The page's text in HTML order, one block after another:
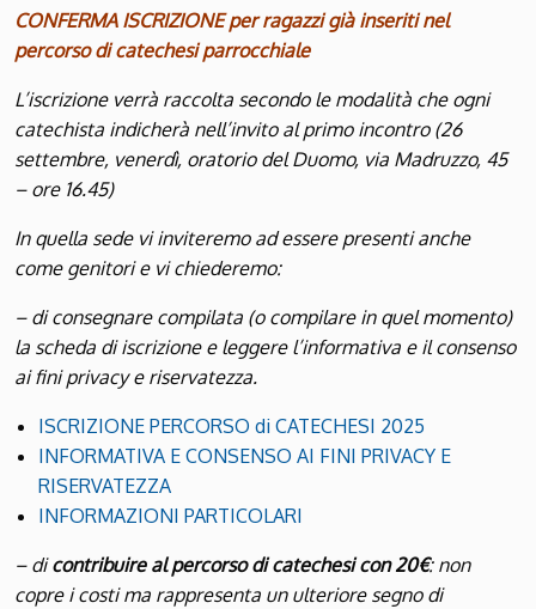
CONFERMA ISCRIZIONE per ragazzi già inseriti nel
percorso di catechesi parrocchiale
L’iscrizione verrà raccolta secondo le modalità che ogni
catechista indicherà nell’invito al primo incontro (26
settembre, venerdì, oratorio del Duomo, via Madruzzo, 45
– ore 16.45)
In quella sede vi inviteremo ad essere presenti anche
come genitori e vi chiederemo:
– di consegnare compilata (o compilare in quel momento)
la scheda di iscrizione e leggere l’informativa e il consenso
ai fini privacy e riservatezza.
ISCRIZIONE PERCORSO di CATECHESI 2025
INFORMATIVA E CONSENSO AI FINI PRIVACY E
RISERVATEZZA
INFORMAZIONI PARTICOLARI
– dicontribuire al percorso di catechesi con 20€: non
copre i costi ma rappresenta un ulteriore segno di